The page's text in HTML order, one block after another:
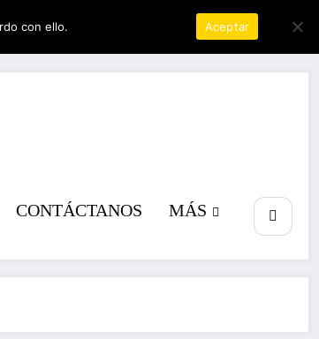
CONTÁCTANOS MÁS
con ello. Aceptar